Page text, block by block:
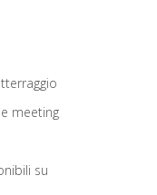
meeting
su